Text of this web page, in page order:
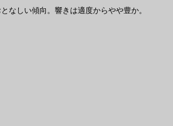
なしい傾向。響きは適度からやや豊か。